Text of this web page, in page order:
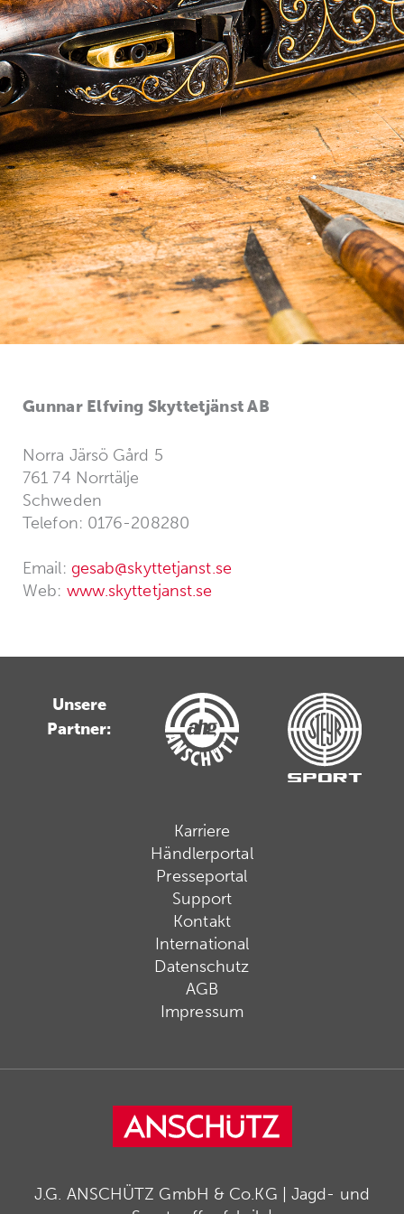
Gunnar Elfving Skyttetjänst AB
Norra Järsö Gård 5
761 74 Norrtälje
Schweden
Telefon: 0176-208280
Email: gesab@skyttetjanst.se
Web: www.skyttetjanst.se
Unsere
Partner:
Karriere
Händlerportal
Presseportal
Support
Kontakt
International
Datenschutz
AGB
Impressum
J.G. ANSCHÜTZ GmbH & Co.KG | Jagd- und